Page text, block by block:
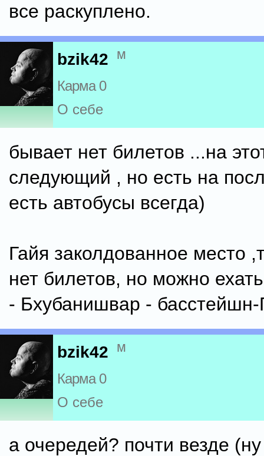
все раскуплено.
bzik42 м
Карма 0
О себе
бывает нет билетов ...на
следующий , но есть на
есть автобусы всегда)
Гайя заколдованное место
нет билетов, но можно
- Бхубанишвар -
bzik42 м
Карма 0
О себе
а очередей? почти везде